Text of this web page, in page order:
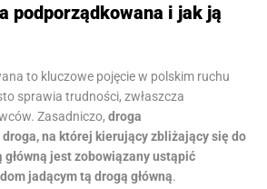
podporządkowana i jak ją
to kluczowe pojęcie w polskim ruchu
sprawia trudności, zwłaszcza
Zasadniczo,droga
na której kierujący zbliżający się do
główną jest zobowiązany ustąpić
jadącym tą drogą główną.